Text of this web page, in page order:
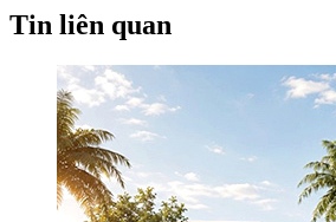
Tin liên quan